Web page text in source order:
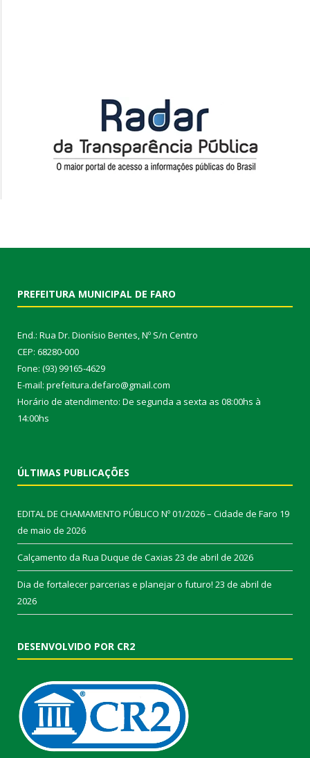
PREFEITURA MUNICIPAL DE FARO
End.: Rua Dr. Dionísio Bentes, Nº S/n Centro
CEP: 68280-000
Fone: (93) 99165-4629
E-mail: prefeitura.defaro@gmail.com
Horário de atendimento: De segunda a sexta as 08:00hs à
14:00hs
ÚLTIMAS PUBLICAÇÕES
EDITAL DE CHAMAMENTO PÚBLICO Nº 01/2026 – Cidade de Faro 19
de maio de 2026
Calçamento da Rua Duque de Caxias 23 de abril de 2026
Dia de fortalecer parcerias e planejar o futuro! 23 de abril de
2026
DESENVOLVIDO POR CR2